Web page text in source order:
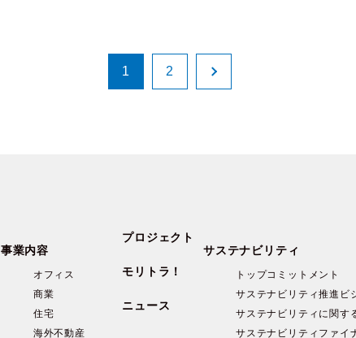
1 2
事業内容
オフィス
商業
住宅
海外不動産
プロジェクト
モリトラ！
ニュース
サステナビリティ
トップコミットメント
サステナビリティ推進ビ
サステナビリティに関す
サステナビリティファイ